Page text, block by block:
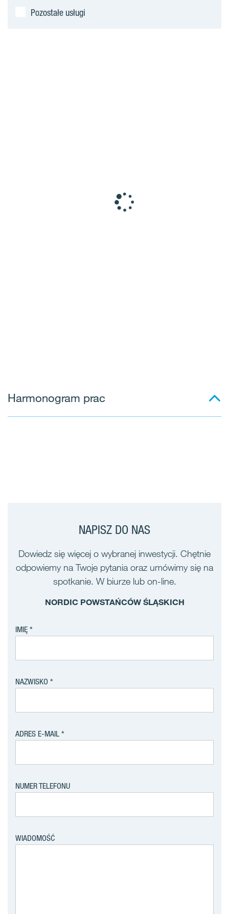
Pozostałe usługi
Harmonogram prac
NAPISZ DO NAS
Dowiedz się więcej o wybranej inwestycji. Chętnie
odpowiemy na Twoje pytania oraz umówimy się na
spotkanie. W biurze lub on-line.
NORDIC POWSTAŃCÓW ŚLĄSKICH
IMIĘ
NAZWISKO
ADRES E-MAIL
NUMER TELEFONU
WIADOMOŚĆ